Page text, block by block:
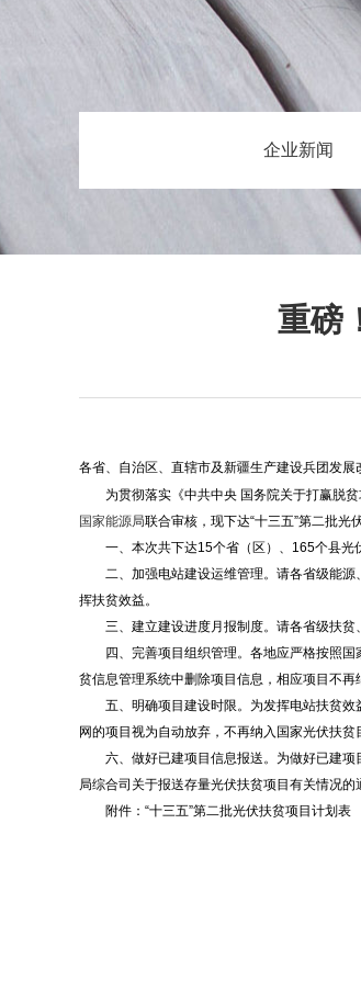
企业新闻
重磅
各省、自治区、直辖市及新疆生产建设兵团发
为贯彻落实《中共中央 国务院关于打赢脱
国家能源局联合审核，现下达“十三五”第二批光
一、本次共下达15个省（区）、165个县
二、加强电站建设运维管理。请各省级能
挥扶贫效益。
三、建立建设进度月报制度。请各省级扶
四、完善项目组织管理。各地应严格按照
贫信息管理系统中删除项目信息，相应项目不再
五、明确项目建设时限。为发挥电站扶贫
网的项目视为自动放弃，不再纳入国家光伏扶贫
六、做好已建项目信息报送。为做好已建
局综合司关于报送存量光伏扶贫项目有关情况
附件：“十三五”第二批光伏扶贫项目计划表